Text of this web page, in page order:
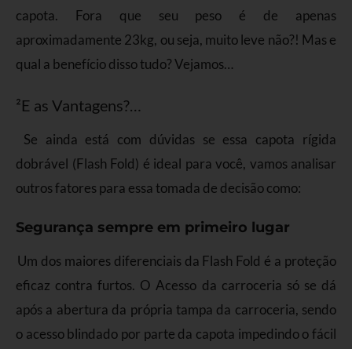
capota. Fora que seu peso é de apenas
aproximadamente 23kg, ou seja, muito leve não?! Mas e
qual a benefício disso tudo? Vejamos…
²E as Vantagens?…
Se ainda está com dúvidas se essa capota rígida
dobrável (Flash Fold) é ideal para você, vamos analisar
outros fatores para essa tomada de decisão como:
Segurança sempre em primeiro lugar
Um dos maiores diferenciais da Flash Fold é a proteção
eficaz contra furtos. O Acesso da carroceria só se dá
após a abertura da própria tampa da carroceria, sendo
o acesso blindado por parte da capota impedindo o fácil